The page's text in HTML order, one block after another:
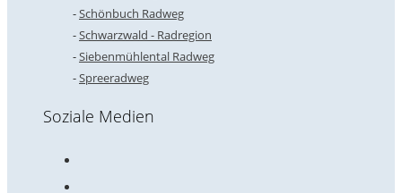
Schönbuch Radweg
Schwarzwald - Radregion
Siebenmühlental Radweg
Spreeradweg
Soziale Medien